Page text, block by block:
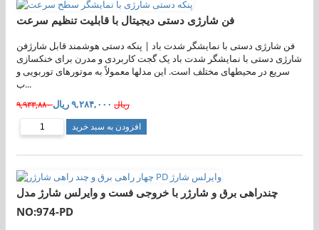
فن شارژی دستی دیجیتال با قابلیت تنظیم سرعت
فن شارژی دستی با نمایشگر شدت باد | پنکه دستی هوشمند قابل شارژفن
شارژی دستی با نمایشگر شدت باد یک گجت کاربردی و مدرن برای خنکسازی
سریع در محیطهای مختلف است. این مدلها معمولاً به موتورهای توربویی و
ب...
۹,۹۳۳,۸۸۰ ریال ۹,۲۸۴,۰۰۰ ریال
افزودن به سبد خرید
چندراهی برق و شارژر با خروجی فست و وایرلس شارژ مدل
NO:974-PD